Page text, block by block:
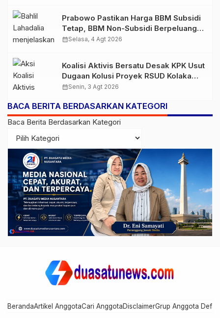
Prabowo Pastikan Harga BBM Subsidi
Tetap, BBM Non-Subsidi Berpeluang
Turun
calendar_monthSelasa, 4 Agt 2026
Koalisi Aktivis Bersatu Desak KPK Usut
Dugaan Kolusi Proyek RSUD Kolaka
Timur, Sejumlah Pejabat dan PT
Diperiksa
calendar_monthSenin, 3 Agt 2026
BACA BERITA BERDASARKAN KATEGORI
Baca Berita Berdasarkan Kategori
BerandaArtikel AnggotaCari AnggotaDisclaimerGrup Anggota